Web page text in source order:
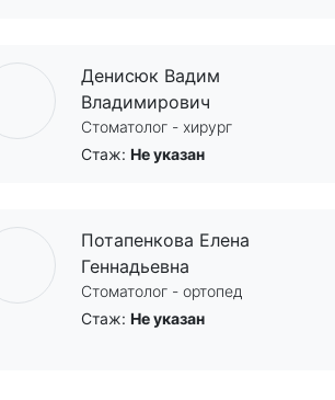
Денисюк Вадим
Владимирович
Стоматолог - хирург
Стаж: Не указан
Потапенкова Елена
Геннадьевна
Стоматолог - ортопед
Стаж: Не указан